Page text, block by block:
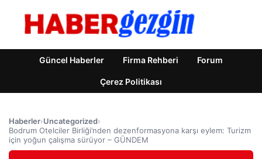
Güncel Haberler Firma Rehberi Forum
Çerez Politikası
Haberler›Uncategorized›
Bodrum Otelciler Birliği’nden dezenformasyona karşı eylem: Turizm
için yoğun çalışma sürüyor – GÜNDEM